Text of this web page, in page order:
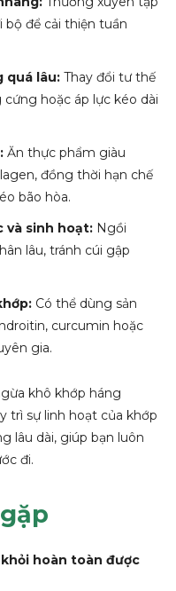
bộ để cải thiện tuần
quá lâu: Thay đổi tư thế
hoặc áp lực kéo dài
Ăn thực phẩm giàu
đồng thời hạn chế
bão hòa.
và sinh hoạt: Ngồi
lâu, tránh cúi gập
Có thể dùng sản
curcumin hoặc
gia.
khô khớp háng
trì sự linh hoạt của khớp
lâu dài, giúp bạn luôn
đi.
hoàn toàn được